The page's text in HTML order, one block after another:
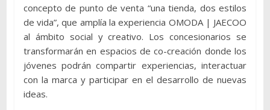
concepto de punto de venta “una tienda, dos estilos
de vida”, que amplía la experiencia OMODA | JAECOO
al ámbito social y creativo. Los concesionarios se
transformarán en espacios de co-creación donde los
jóvenes podrán compartir experiencias, interactuar
con la marca y participar en el desarrollo de nuevas
ideas.